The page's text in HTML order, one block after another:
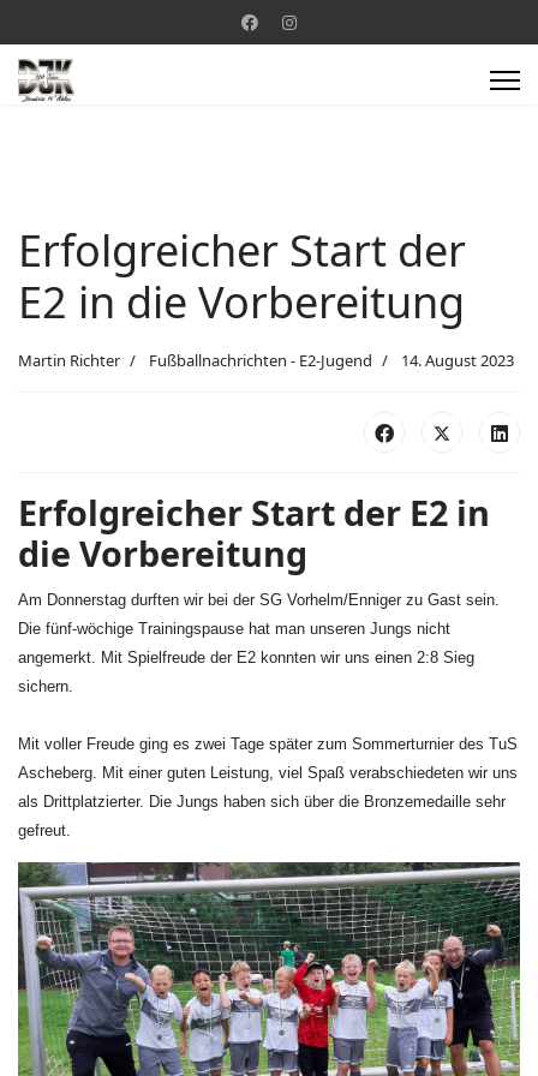
Erfolgreicher Start der
E2 in die Vorbereitung
Martin Richter Fußballnachrichten - E2-Jugend 14. August 2023
Erfolgreicher Start der E2 in
die Vorbereitung
Am Donnerstag durften wir bei der SG Vorhelm/Enniger zu Gast sein.
Die fünf-wöchige Trainingspause hat man unseren Jungs nicht
angemerkt. Mit Spielfreude der E2 konnten wir uns einen 2:8 Sieg
sichern.
Mit voller Freude ging es zwei Tage später zum Sommerturnier des TuS
Ascheberg. Mit einer guten Leistung, viel Spaß verabschiedeten wir uns
als Drittplatzierter. Die Jungs haben sich über die Bronzemedaille sehr
gefreut.